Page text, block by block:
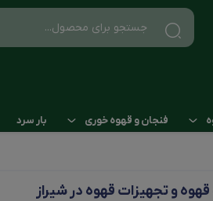
فنجان و قهوه خوری بار سرد
و تجهیزات قهوه در شیراز